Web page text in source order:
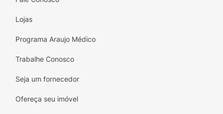
Lojas
Programa Araujo Médico
Trabalhe Conosco
Seja um fornecedor
Ofereça seu imóvel